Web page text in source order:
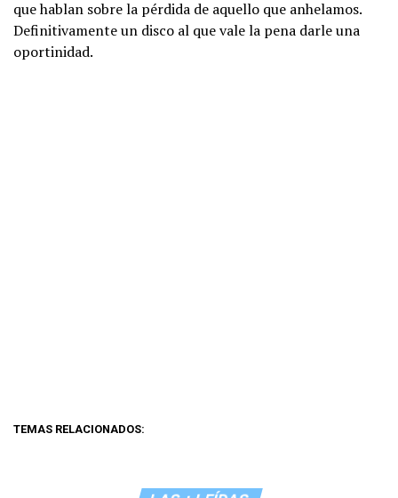
que hablan sobre la pérdida de aquello que anhelamos.
Definitivamente un disco al que vale la pena darle una
oportinidad.
TEMAS RELACIONADOS: